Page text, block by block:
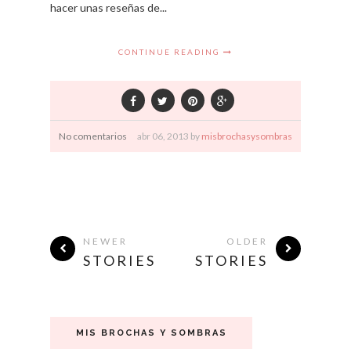
hacer unas reseñas de...
CONTINUE READING
No comentarios abr 06, 2013 by misbrochasysombras
NEWER
STORIES
OLDER
STORIES
MIS BROCHAS Y SOMBRAS